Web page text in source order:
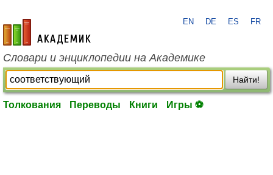
academic.ru
EN DE ES FR
Словари и энциклопедии на Академике
Найти!
Толкования Переводы Книги Игры ⚽